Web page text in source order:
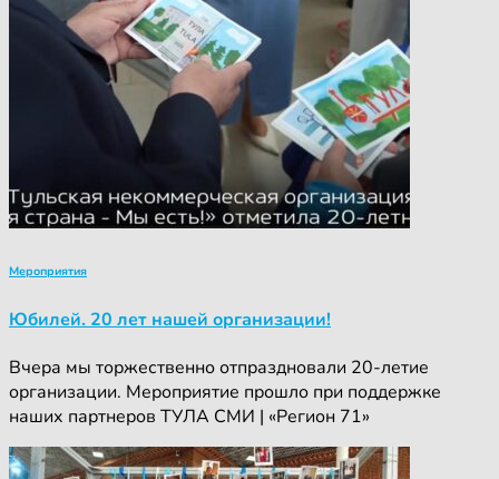
Мероприятия
Юбилей. 20 лет нашей организации!
Вчера мы торжественно отпраздновали 20-летие
организации. Мероприятие прошло при поддержке
наших партнеров ТУЛА СМИ | «Регион 71»